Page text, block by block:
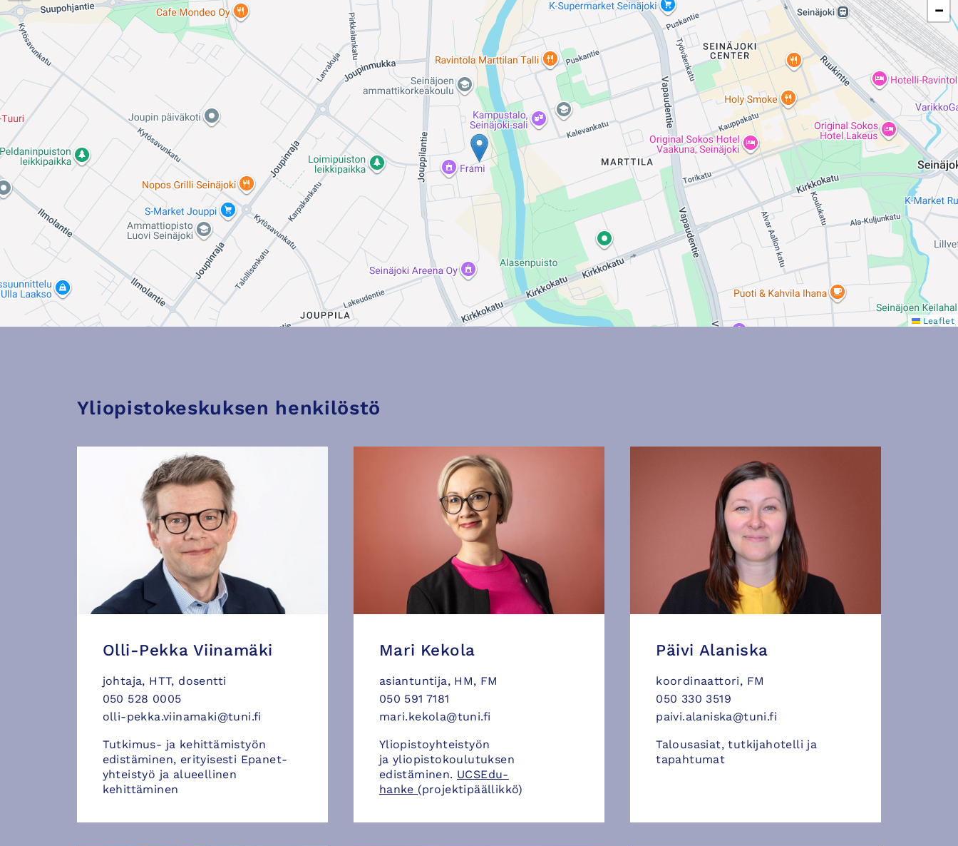
−
Leaflet
Yliopistokeskuksen henkilöstö
Olli-Pekka Viinamäki
johtaja, HTT, dosentti
050 528 0005
olli-pekka.viinamaki@tuni.fi
Tutkimus- ja kehittämistyön
edistäminen, erityisesti Epanet-
yhteistyö ja alueellinen
kehittäminen
Mari Kekola
asiantuntija, HM, FM
050 591 7181
mari.kekola@tuni.fi
Yliopistoyhteistyön
ja yliopistokoulutuksen
edistäminen. UCSEdu-
hanke (projektipäällikkö)
Päivi Alaniska
koordinaattori, FM
050 330 3519
paivi.alaniska@tuni.fi
Talousasiat, tutkijahotelli ja
tapahtumat